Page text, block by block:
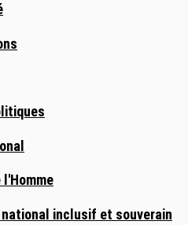
national inclusif et souverain